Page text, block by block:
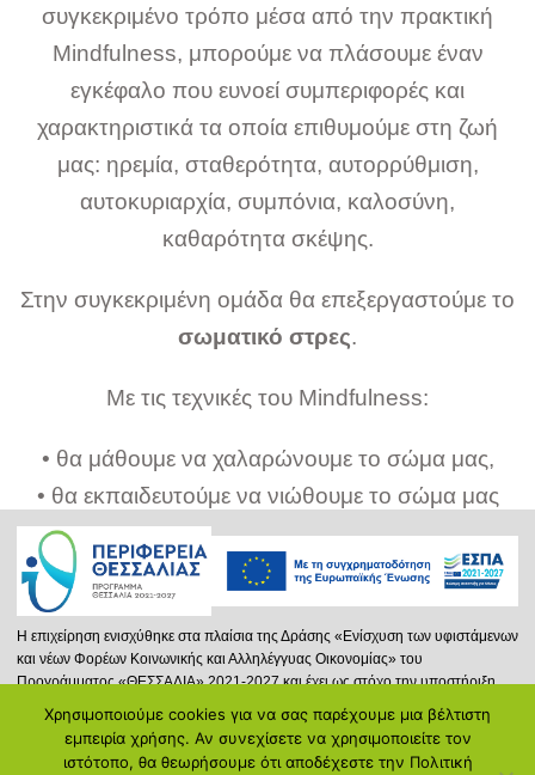
συγκεκριμένο τρόπο μέσα από την πρακτική
Μindfulness, μπορούμε να πλάσουμε έναν
εγκέφαλο που ευνοεί συμπεριφορές και
χαρακτηριστικά τα οποία επιθυμούμε στη ζωή
μας: ηρεμία, σταθερότητα, αυτορρύθμιση,
αυτοκυριαρχία, συμπόνια, καλοσύνη,
καθαρότητα σκέψης.
Στην συγκεκριμένη ομάδα θα επεξεργαστούμε το
σωματικό στρες.
Με τις τεχνικές του Μindfulness:
• θα μάθουμε να χαλαρώνουμε το σώμα μας,
• θα εκπαιδευτούμε να νιώθουμε το σώμα μας
ώστε να μπορούμε να το φροντίσουμε,
• θα αποκτήσουμε επίγνωση των σωματικών
αισθήσεων που βιώνουμε, ώστε να μπορούμε να
αναγνωρίσουμε τις ανάγκες μας,
• θα αντιλαμβανόμαστε τα συναισθήματά μας
πώς αυτά εκδηλώνονται μέσα στο σώμα, ώστε
να μπορούμε να τα ρυθμίσουμε.
Χρησιμοποιούμε cookies για να σας παρέχουμε μια βέλτιστη
εμπειρία χρήσης. Αν συνεχίσετε να χρησιμοποιείτε τον
ιστότοπο, θα θεωρήσουμε ότι αποδέχεστε την Πολιτική
Η επιχείρηση ενισχύθηκε στα πλαίσια της Δράσης «Ενίσχυση των υφιστάμενων
και νέων Φορέων Κοινωνικής και Αλληλέγγυας Οικονομίας» του
Προγράμματος «ΘΕΣΣΑΛΙΑ» 2021-2027 και έχει ως στόχο την υποστήριξη
νέων ή και υφισταμένων φορέων Κ.ΑΛ.Ο. που δραστηριοποιούνται στην
Περιφέρεια Θεσσαλίας, επιδιώκοντας την προώθηση της Κοινωνικής και
Αλληλέγγυας Οικονομίας και μέσω αυτής στην ενίσχυση της απασχόλησης.